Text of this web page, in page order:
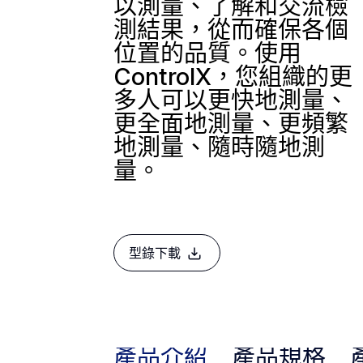
以測量、了解和交流檢
測結果，從而確保各個
位置的品質。使用
ControlX，您組織的更
多人可以更快地測量、
更全面地測量、更頻繁
地測量、隨時隨地測
量。
型錄下載
產品介紹 產品規格